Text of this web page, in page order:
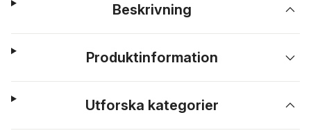
Beskrivning
Produktinformation
Utforska kategorier